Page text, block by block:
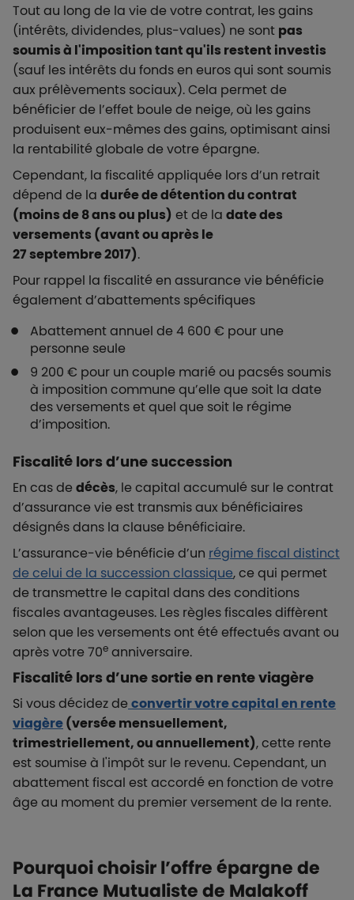
Tout au long de la vie de votre contrat, les gains
(intérêts, dividendes, plus-values) ne sont pas
soumis à l'imposition tant qu'ils restent investis
(sauf les intérêts du fonds en euros qui sont soumis
aux prélèvements sociaux). Cela permet de
bénéficier de l’effet boule de neige, où les gains
produisent eux-mêmes des gains, optimisant ainsi
la rentabilité globale de votre épargne.
Cependant, la fiscalité appliquée lors d’un retrait
dépend de la durée de détention du contrat
(moins de 8 ans ou plus) et de la date des
versements (avant ou après le
27 septembre 2017).
Pour rappel la fiscalité en assurance vie bénéficie
également d’abattements spécifiques
Abattement annuel de 4 600 € pour une
personne seule
9 200 € pour un couple marié ou pacsés soumis
à imposition commune qu’elle que soit la date
des versements et quel que soit le régime
d’imposition.
Fiscalité lors d’une succession
En cas dedécès, le capital accumulé sur le contrat
d’assurance vie est transmis aux bénéficiaires
désignés dans la clause bénéficiaire.
L’assurance-vie bénéficie d’un régime fiscal distinct
de celui de la succession classique, ce qui permet
de transmettre le capital dans des conditions
fiscales avantageuses. Les règles fiscales diffèrent
selon que les versements ont été effectués avant ou
après votre 70e anniversaire.
Fiscalité lors d’une sortie en rente viagère
Si vous décidez deconvertir votre capital en rente
viagère(versée mensuellement,
trimestriellement, ou annuellement), cette rente
est soumise à l'impôt sur le revenu. Cependant, un
abattement fiscal est accordé en fonction de votre
âge au moment du premier versement de la rente.
Pourquoi choisir l’offre épargne de
La France Mutualiste de Malakoff